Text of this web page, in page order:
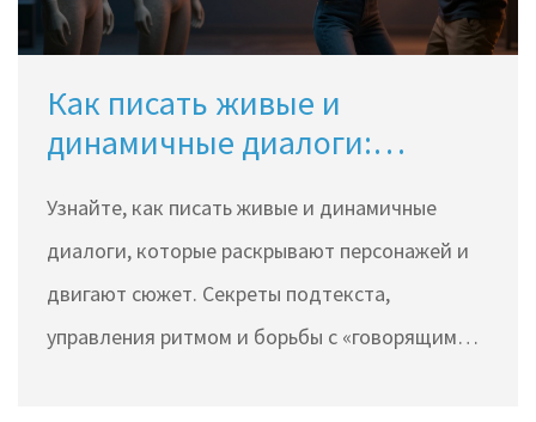
Как писать живые и
динамичные диалоги:
Узнайте, как писать живые и динамичные
диалоги, которые раскрывают персонажей и
двигают сюжет. Секреты подтекста,
управления ритмом и борьбы с «говорящими